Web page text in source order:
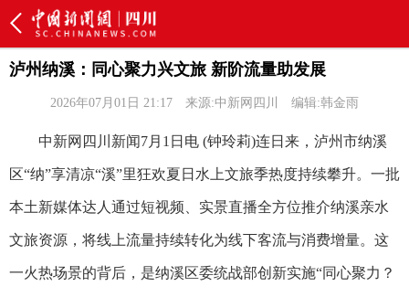
泸州纳溪：同心聚力兴文旅 新阶流量助发展
2026年07月01日 21:17 来源:中新网四川 编辑:韩金雨
中新网四川新闻7月1日电 (钟玲莉)连日来，泸州市纳溪
区“纳”享清凉“溪”里狂欢夏日水上文旅季热度持续攀升。一批
本土新媒体达人通过短视频、实景直播全方位推介纳溪亲水
文旅资源，将线上流量持续转化为线下客流与消费增量。这
一火热场景的背后，是纳溪区委统战部创新实施“同心聚力？